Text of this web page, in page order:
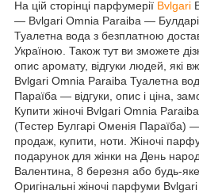
На цій сторінці парфумерії Bvlgari
— Bvlgari Omnia Paraiba ― Булдарі
Туалетна вода з безплатною
Україною. Також тут ви зможете
опис аромату, відгуки людей, які
Bvlgari Omnia Paraiba Туалетна
Параїба — відгуки, опис і ціна,
Купити жіночі Bvlgari Omnia
(Тестер Булгарі Оменія Параїба)
продаж, купити, ноти. Жіночі
подарунок для жінки на День
Валентина, 8 березня або будь-
Оригінальні жіночі парфуми